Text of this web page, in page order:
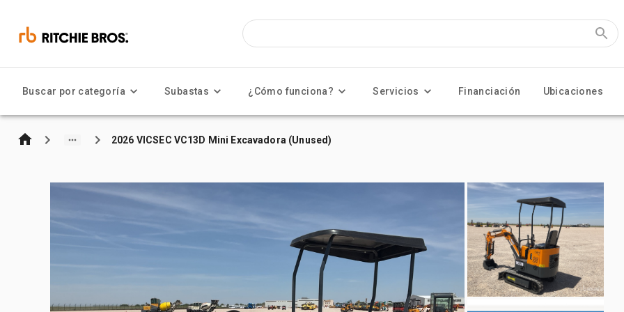
Buscar por categoría Subastas ¿Cómo funciona? Servicios Financiación Ubicaciones
2026 VICSEC VC13D Mini Excavadora (Unused)